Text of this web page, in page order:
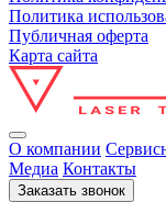
Политика
Публичная оферта
Карта сайта
О компании
Медиа Контакты
Заказать звонок